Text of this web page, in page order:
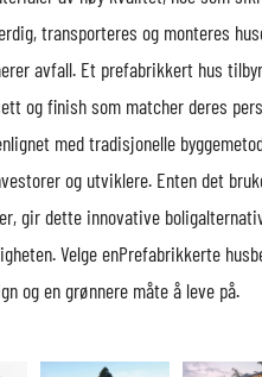
transporteres og monteres
avfall. Et prefabrikkert hus
og finish som matcher deres
med tradisjonelle
og utviklere. Enten det
gir dette innovative
Velge enPrefabrikkerte hus
og en grønnere måte å leve på.